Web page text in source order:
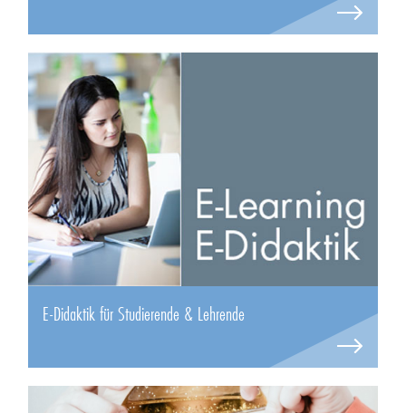
E-Didaktik für Studierende & Lehrende